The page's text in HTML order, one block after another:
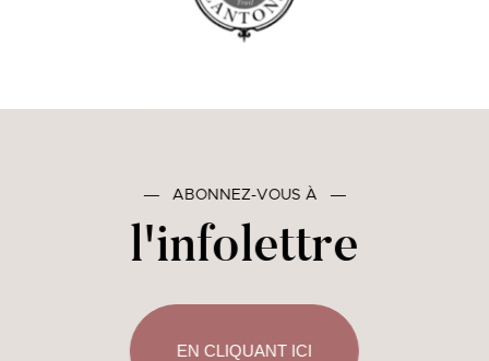
― ABONNEZ-VOUS À ―
l'infolettre
EN CLIQUANT ICI